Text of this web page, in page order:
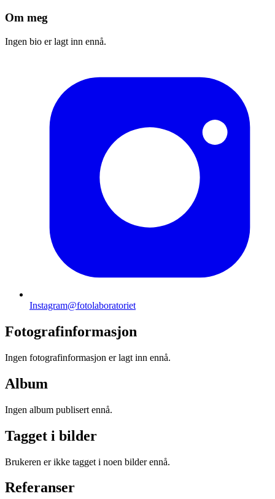
Om meg
Ingen bio er lagt inn ennå.
Instagram@fotolaboratoriet
Fotografinformasjon
Ingen fotografinformasjon er lagt inn ennå.
Album
Ingen album publisert ennå.
Tagget i bilder
Brukeren er ikke tagget i noen bilder ennå.
Referanser